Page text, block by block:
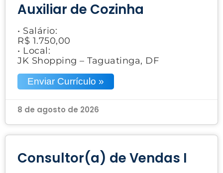
Auxiliar de Cozinha
• Salário:
R$ 1.750,00
• Local:
JK Shopping – Taguatinga, DF
Enviar Currículo »
8 de agosto de 2026
Consultor(a) de Vendas I